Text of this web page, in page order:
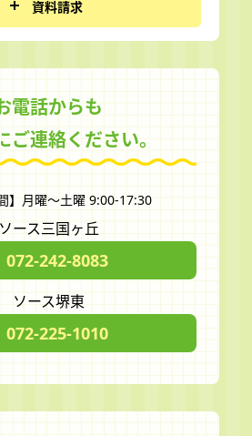
資料請求
電話からも
ご連絡ください。
】月曜～土曜 9:00-17:30
ソース三国ヶ丘
072-242-8083
ソース堺東
072-225-1010